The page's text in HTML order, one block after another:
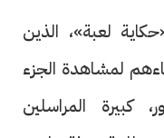
لعبة»، الذين
لمشاهدة الجزء
كبيرة المراسلين